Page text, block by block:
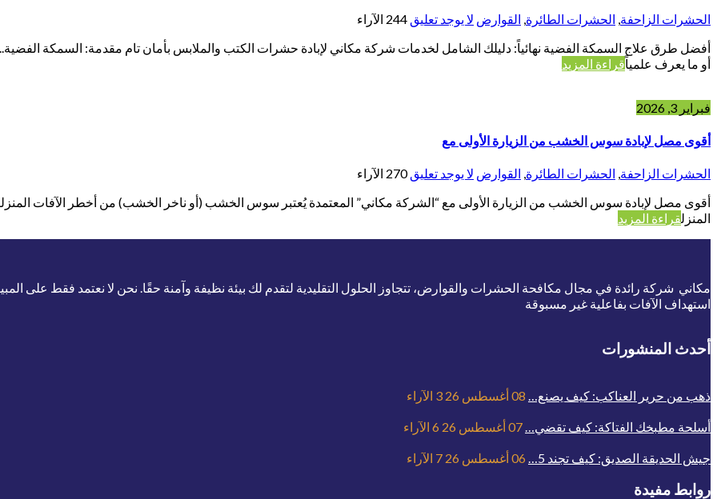
الحشرات الزاحفة الحشرات الطائرة القوارض لا يوجد تعليق 244 الآراء
أو ما يعرف علمياًقراءة المزيد
فبراير 3, 2026
أقوى مصل لإبادة سوس الخشب من الزيارة الأولى مع
الحشرات الزاحفة, الحشرات الطائرة, القوارض لا يوجد تعليق 270 الآراء
أقوى مصل لإبادة سوس الخشب من الزيارة الأولى مع “الشركة مكاني” المعتمدة يُعتبر سوس الخشب (أو ناخر الخشب) من أخطر الآفات
المنزلقراءة المزيد
مكاني شركة رائدة في مجال مكافحة الحشرات والقوارض، تتجاوز الحلول التقليدية لتقدم لك بيئة نظيفة وآمنة حقًا. نحن لا نعتمد فقط على
استهداف الآفات بفاعلية غير مسبوقة
أحدث المنشورات
ذهب من حرير العناكب: كيف يصنع… 08 أغسطس 26 3 الآراء
أسلحة مطبخك الفتاكة: كيف تقضي… 07 أغسطس 26 6 الآراء
جيش الحديقة الصديق: كيف تجند 5… 06 أغسطس 26 7 الآراء
روابط مفيدة